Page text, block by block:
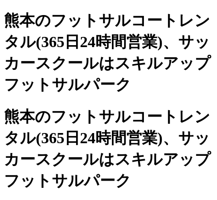
熊本のフットサルコートレン
タル(365日24時間営業)、 サッ
カースクールはスキルアップ
フットサルパーク
熊本のフットサルコートレン
タル(365日24時間営業)、サッ
カースクールはスキルアップ
フットサルパーク